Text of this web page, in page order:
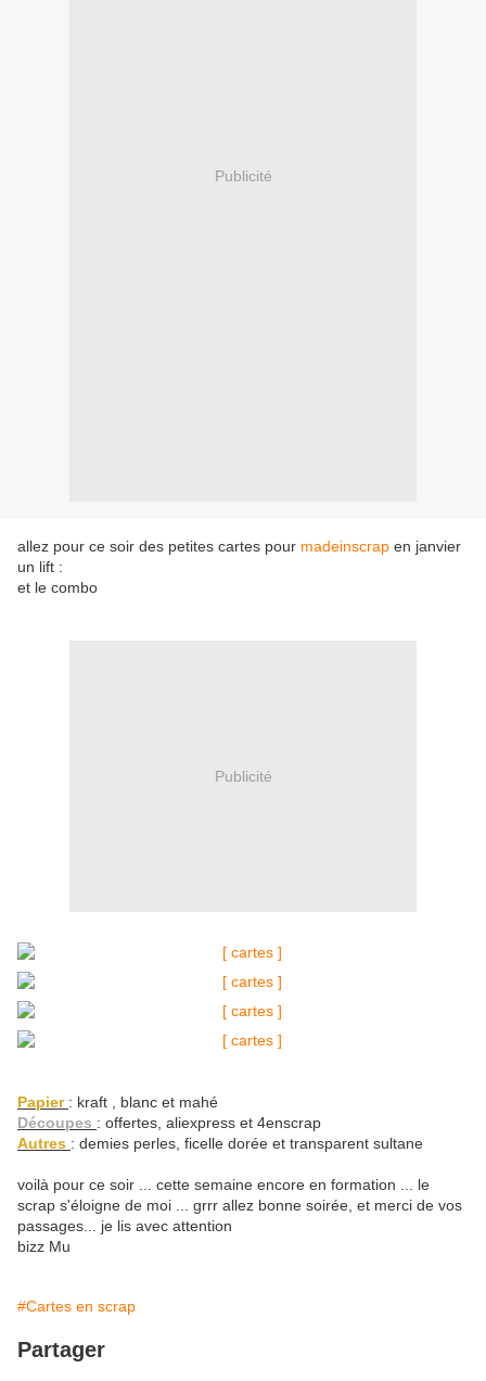
Publicité
allez pour ce soir des petites cartes pour madeinscrap en janvier
un lift :
et le combo
Publicité
Papier : kraft , blanc et mahé
Découpes : offertes, aliexpress et 4enscrap
Autres : demies perles, ficelle dorée et transparent sultane
voilà pour ce soir ... cette semaine encore en formation ... le
scrap s'éloigne de moi ... grrr allez bonne soirée, et merci de vos
passages... je lis avec attention
bizz Mu
#Cartes en scrap
Partager